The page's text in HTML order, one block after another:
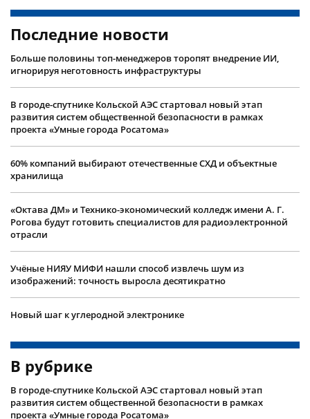
Последние новости
Больше половины топ-менеджеров торопят внедрение ИИ,
игнорируя неготовность инфраструктуры
В городе-спутнике Кольской АЭС стартовал новый этап
развития систем общественной безопасности в рамках
проекта «Умные города Росатома»
60% компаний выбирают отечественные СХД и объектные
хранилища
«Октава ДМ» и Технико-экономический колледж имени А. Г.
Рогова будут готовить специалистов для радиоэлектронной
отрасли
Учëные НИЯУ МИФИ нашли способ извлечь шум из
изображений: точность выросла десятикратно
Новый шаг к углеродной электронике
В рубрике
В городе-спутнике Кольской АЭС стартовал новый этап
развития систем общественной безопасности в рамках
проекта «Умные города Росатома»